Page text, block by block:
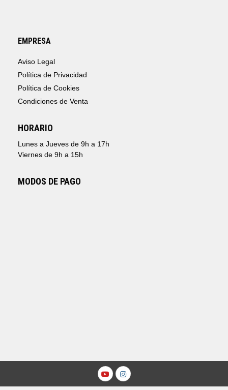
EMPRESA
Aviso Legal
Política de Privacidad
Política de Cookies
Condiciones de Venta
HORARIO
Lunes a Jueves de 9h a 17h
Viernes de 9h a 15h
MODOS DE PAGO
Youtube
Instagram